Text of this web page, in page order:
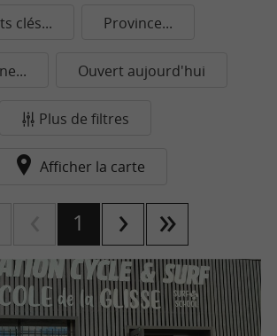
clés... Province...
Ouvert aujourd'hui
Plus de filtres
Afficher la carte
1